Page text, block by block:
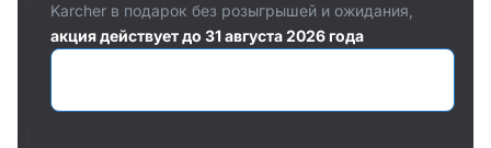
Karcher в подарок без розыгрышей и ожидания,
акция действует до 31 августа 2026 года